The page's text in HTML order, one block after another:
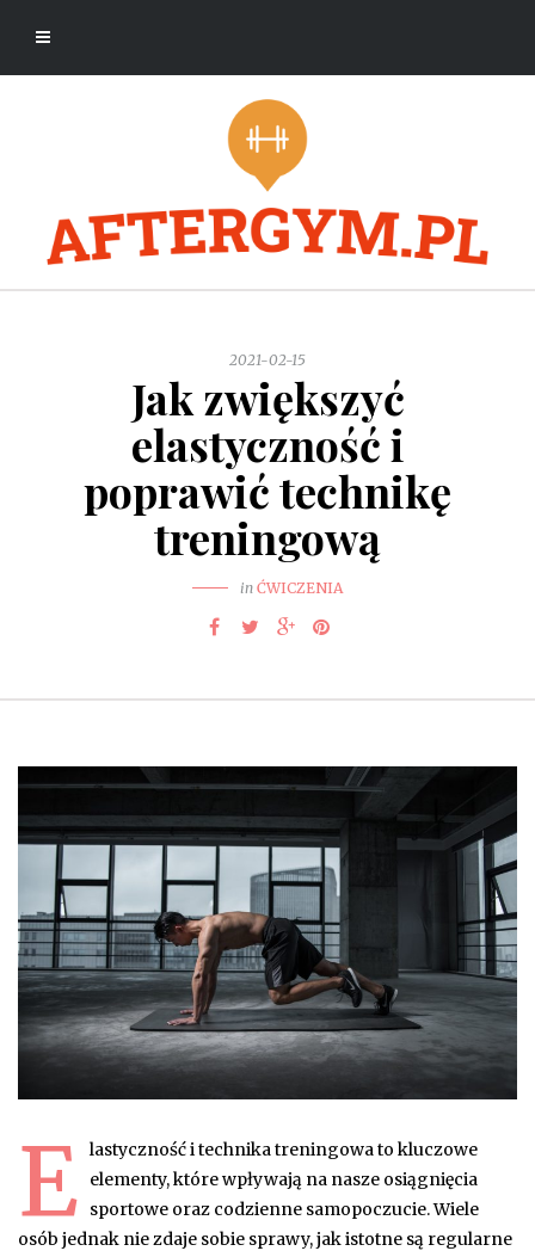
2021-02-15
Jak zwiększyć
elastyczność i
poprawić technikę
treningową
in ĆWICZENIA
E lastyczność i technika treningowa to kluczowe
elementy, które wpływają na nasze osiągnięcia
sportowe oraz codzienne samopoczucie. Wiele
osób jednak nie zdaje sobie sprawy, jak istotne są regularne